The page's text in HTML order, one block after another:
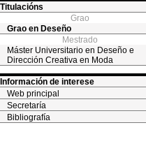
Titulacións
Grao
Grao en Deseño
Mestrado
Máster Universitario en Deseño e
Dirección Creativa en Moda
Información de interese
Web principal
Secretaría
Bibliografía